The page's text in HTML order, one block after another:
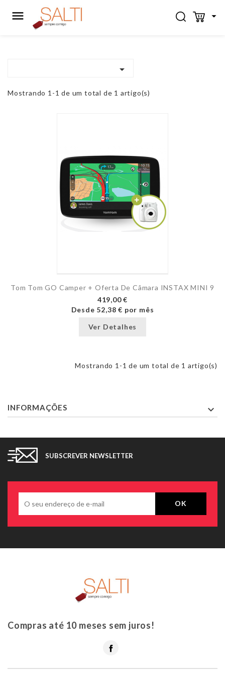
 

Mostrando 1-1 de um total de 1 artigo(s)
Tom Tom GO Camper + Oferta De Câmara INSTAX MINI 9
419,00 €
Desde 52,38 € por mês
Ver Detalhes
Mostrando 1-1 de um total de 1 artigo(s)
INFORMAÇÕES 
SUBSCREVER NEWSLETTER
Compras até 10 meses sem juros!